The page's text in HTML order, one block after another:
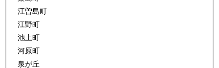
江曽島町
江野町
池上町
河原町
泉が丘